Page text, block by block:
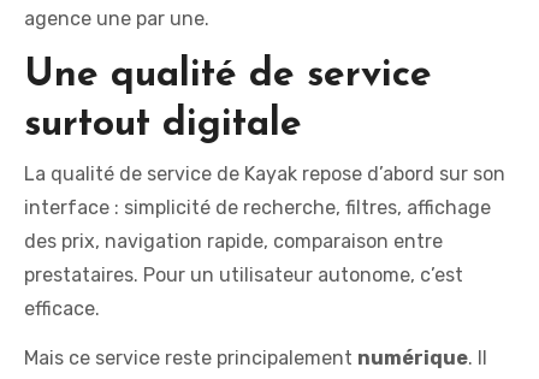
agence une par une.
Une qualité de service
surtout digitale
La qualité de service de Kayak repose d’abord sur son
interface : simplicité de recherche, filtres, affichage
des prix, navigation rapide, comparaison entre
prestataires. Pour un utilisateur autonome, c’est
efficace.
Mais ce service reste principalement numérique. Il